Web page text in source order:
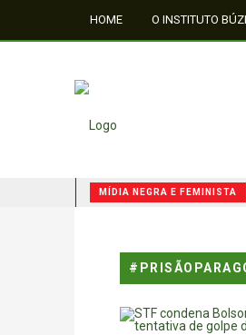
HOME O INSTITUTO
MÍDIA NEGRA E FEMINISTA